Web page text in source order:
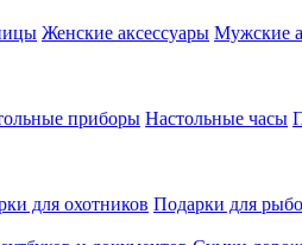
Женские аксессуары Мужские
приборы Настольные часы
для охотников Подарки для